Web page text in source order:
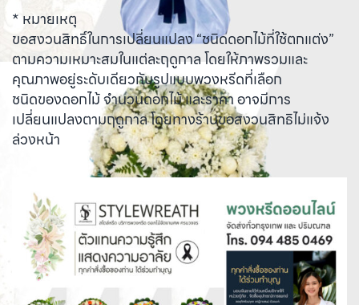
* หมายเหตุ
ขอสงวนสิทธิ์ในการเปลี่ยนแปลง “ชนิดดอกไม้ที่ใช้ตกแต่ง”
ตามความเหมาะสมในแต่ละฤดูกาล โดยให้ภาพรวมและ
คุณภาพอยู่ระดับเดียวกับรูปแบบพวงหรีดที่เลือก
ชนิดของดอกไม้ จำนวนดอกไม้ และราคา อาจมีการ
เปลี่ยนแปลงตามฤดูกาล โดยทางร้านขอสงวนสิทธิไม่แจ้ง
ล่วงหน้า